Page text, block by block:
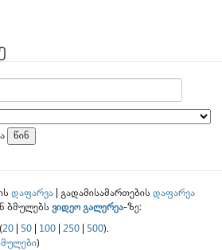
დაფარვა | გადამისამართების დაფარვა
ბმულებს ვიდეო გალერეა-ზე:
20 50 100 250 500).
)